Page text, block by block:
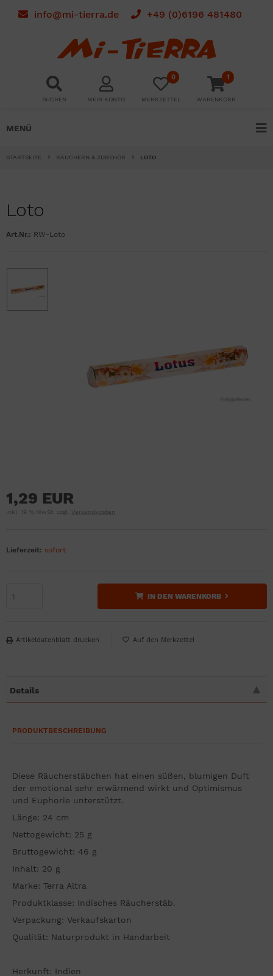
info@mi-tierra.de +49 (0)6196 481480
SUCHEN MEIN KONTO
0
MERKZETTEL
1
WARENKORB
MENÜ
STARTSEITE RÄUCHERN & ZUBEHÖR LOTO
Loto
Art.Nr.: RW-Loto
1,29 EUR
inkl. 19 % MwSt. zzgl. Versandkosten
Lieferzeit: sofort
IN DEN WARENKORB
Artikeldatenblatt drucken
Details
PRODUKTBESCHREIBUNG
Diese Räucherstäbchen hat einen süßen, blumigen Duft
der emotional sehr erwärmend wirkt und Optimismus
und Euphorie unterstützt.
Länge: 24 cm
Nettogewicht: 25 g
Bruttogewicht: 46 g
Inhalt: 20 g
Marke: Terra Altra
Produktklasse: Indisches Räucherstäb.
Verpackung: Verkaufskarton
Qualität: Naturprodukt in Handarbeit
Herkunft: Indien